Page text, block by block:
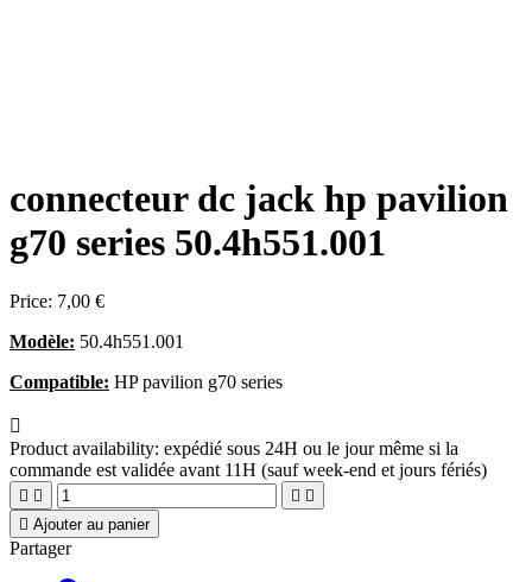
connecteur dc jack hp pavilion
g70 series 50.4h551.001
Price: 7,00 €
Modèle: 50.4h551.001
Compatible: HP pavilion g70 series

Product availability: expédié sous 24H ou le jour même si la
commande est validée avant 11H (sauf week-end et jours fériés)
   
 Ajouter au panier
Partager